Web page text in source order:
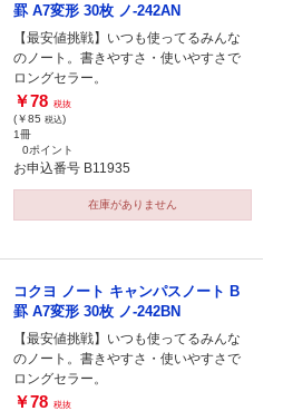
罫 A7変形 30枚 ノ-242AN
【最安値挑戦】いつも使ってるみんな
のノート。書きやすさ・使いやすさで
ロングセラー。
￥78 税抜
(￥85 税込)
1冊
0ポイント
お申込番号 B11935
在庫がありません
コクヨ ノート キャンパスノート B
罫 A7変形 30枚 ノ-242BN
【最安値挑戦】いつも使ってるみんな
のノート。書きやすさ・使いやすさで
ロングセラー。
￥78 税抜